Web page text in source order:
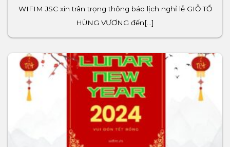
WIFIM JSC xin trân trọng thông báo lịch nghỉ lễ GIỖ TỔ
HÙNG VƯƠNG đến[...]